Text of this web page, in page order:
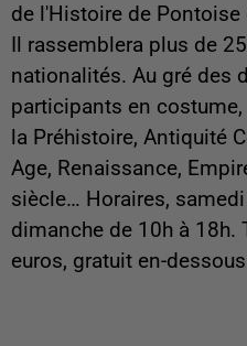
de l'Histoire de
Il rassemblera plus de
nationalités. Au gré des
participants en
la Préhistoire, Antiquité
Age, Renaissance,
siècle… Horaires,
dimanche de 10h à 18h.
euros, gratuit en-